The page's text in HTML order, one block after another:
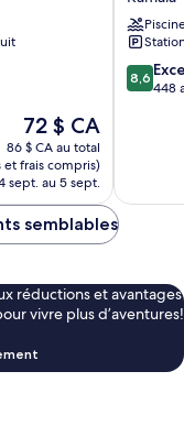
Le
prix
est
de
72 $ CA
72 $ CA
86 $ CA au total
et frais compris)
sept. au 5 sept.
Hotel
Kamala
8.6
sur
8,6
448
semblables
réductions et avantages
vivre plus d’aventures!